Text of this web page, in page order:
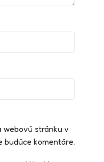
webovú stránku v
budúce komentáre.